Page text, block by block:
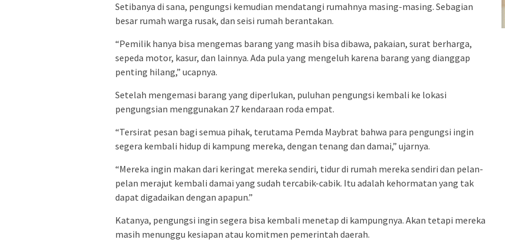
Setibanya di sana, pengungsi kemudian mendatangi rumahnya masing-masing. Sebagian
besar rumah warga rusak, dan seisi rumah berantakan.
“Pemilik hanya bisa mengemas barang yang masih bisa dibawa, pakaian, surat berharga,
sepeda motor, kasur, dan lainnya. Ada pula yang mengeluh karena barang yang dianggap
penting hilang,” ucapnya.
Setelah mengemasi barang yang diperlukan, puluhan pengungsi kembali ke lokasi
pengungsian menggunakan 27 kendaraan roda empat.
“Tersirat pesan bagi semua pihak, terutama Pemda Maybrat bahwa para pengungsi ingin
segera kembali hidup di kampung mereka, dengan tenang dan damai,” ujarnya.
“Mereka ingin makan dari keringat mereka sendiri, tidur di rumah mereka sendiri dan pelan-
pelan merajut kembali damai yang sudah tercabik-cabik. Itu adalah kehormatan yang tak
dapat digadaikan dengan apapun.”
Katanya, pengungsi ingin segera bisa kembali menetap di kampungnya. Akan tetapi mereka
masih menunggu kesiapan atau komitmen pemerintah daerah.